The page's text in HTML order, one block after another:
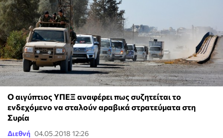
Ο αιγύπτιος ΥΠΕΞ αναφέρει πως συζητείται το
ενδεχόμενο να σταλούν αραβικά στρατεύματα στη
Συρία
Διεθνή 04.05.2018 12:26